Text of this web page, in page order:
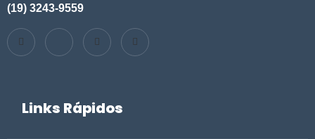
(19) 3243-9559
Links Rápidos